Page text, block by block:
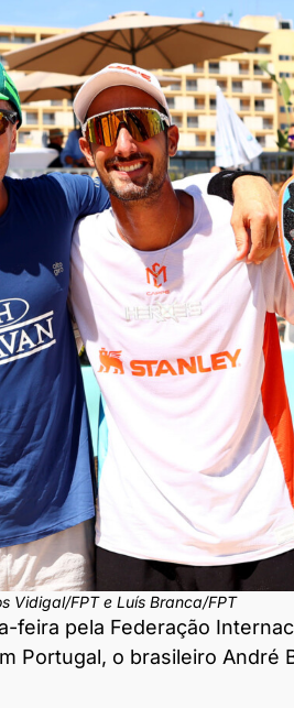
Vidigal/FPT e Luís Branca/FPT
feira pela Federação
Portugal, o brasileiro André